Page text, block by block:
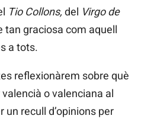
Tio Collons, del Virgo de
tan graciosa com aquell
a tots.
reflexionàrem sobre què
o valenciana al
un recull d’opinions per